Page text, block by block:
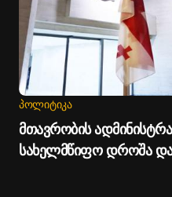
ᲞᲝᲚᲘᲢᲘᲙᲐ
მთავრობის
სახელმწიფო დროშა